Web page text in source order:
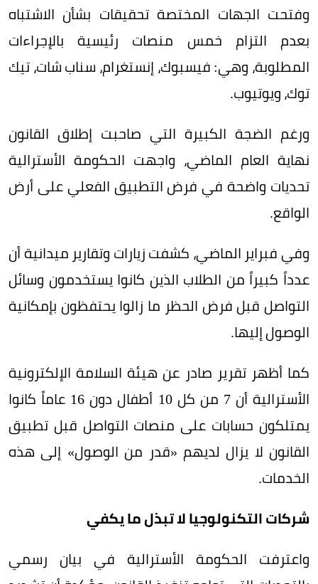
وفتحت الجهات المختصة تحقيقات بشأن الاشتباه
بعدم التزام خمس منصات رئيسية بالإجراءات
المطلوبة، وهي: فيسبوك، إنستغرام، سناب شات، تيك
توك، ويوتيوب.
ورغم الضجة الكبيرة التي صاحبت إطلاق القانون
نهاية العام الماضي، واجهت الحكومة الأسترالية
تحديات واضحة في فرض التطبيق الفعلي على أرض
الواقع.
وفي فبراير الماضي، كشفت زيارات وتقارير ميدانية أن
عدداً كبيراً من الطلاب الذين كانوا يستخدمون وسائل
التواصل قبل فرض الحظر ما زالوا يحتفظون بإمكانية
الوصول إليها.
كما أظهر تقرير صادر عن هيئة السلامة الإلكترونية
الأسترالية أن 7 من كل 10 أطفال دون 16 عاماً كانوا
يمتلكون حسابات على منصات التواصل قبل تطبيق
القانون لا يزال لديهم «قدر من الوصول» إلى هذه
الخدمات.
شركات التكنولوجيا لا تبذل ما يكفي
واعترفت الحكومة الأسترالية في بيان رسمي